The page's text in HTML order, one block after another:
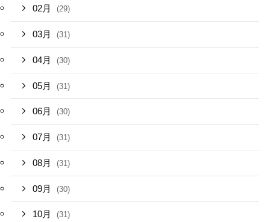
02月 (29)
03月 (31)
04月 (30)
05月 (31)
06月 (30)
07月 (31)
08月 (31)
09月 (30)
10月 (31)